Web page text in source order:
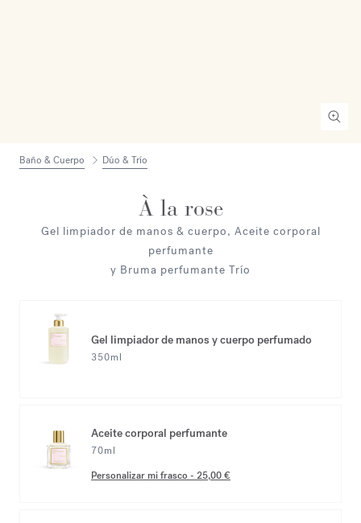
Baño & Cuerpo Dúo & Trío
À la rose
Gel limpiador de manos & cuerpo, Aceite corporal
perfumante
y Bruma perfumante Trío
Gel limpiador de manos y cuerpo perfumado
350ml
Aceite corporal perfumante
70ml
Personalizar mi frasco - 25,00 €